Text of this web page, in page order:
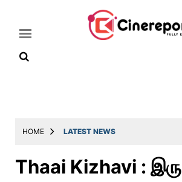
Latest
Throwback
HOME LATEST NEWS
Thaai Kizhavi : இரு